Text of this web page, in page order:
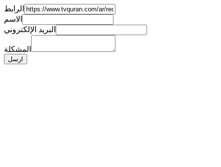
الرابط
الاسم
البريد الإلكتروني
المشكلة
ارسل